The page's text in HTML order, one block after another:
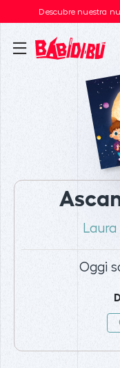
Descubre nuestra
Oggi